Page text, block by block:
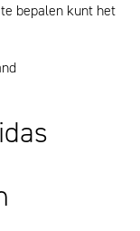
bepalen kunt het